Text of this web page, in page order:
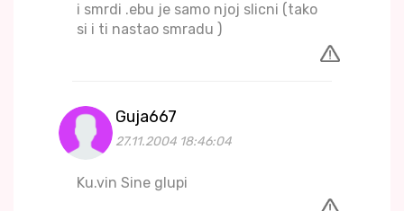
i smrdi .ebu je samo njoj slicni (tako
si i ti nastao smradu )
Guja667
27.11.2004 18:46:04
Ku.vin Sine glupi